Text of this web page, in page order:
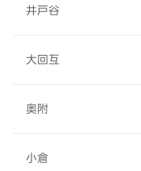
井戸谷
大回互
奥附
小倉